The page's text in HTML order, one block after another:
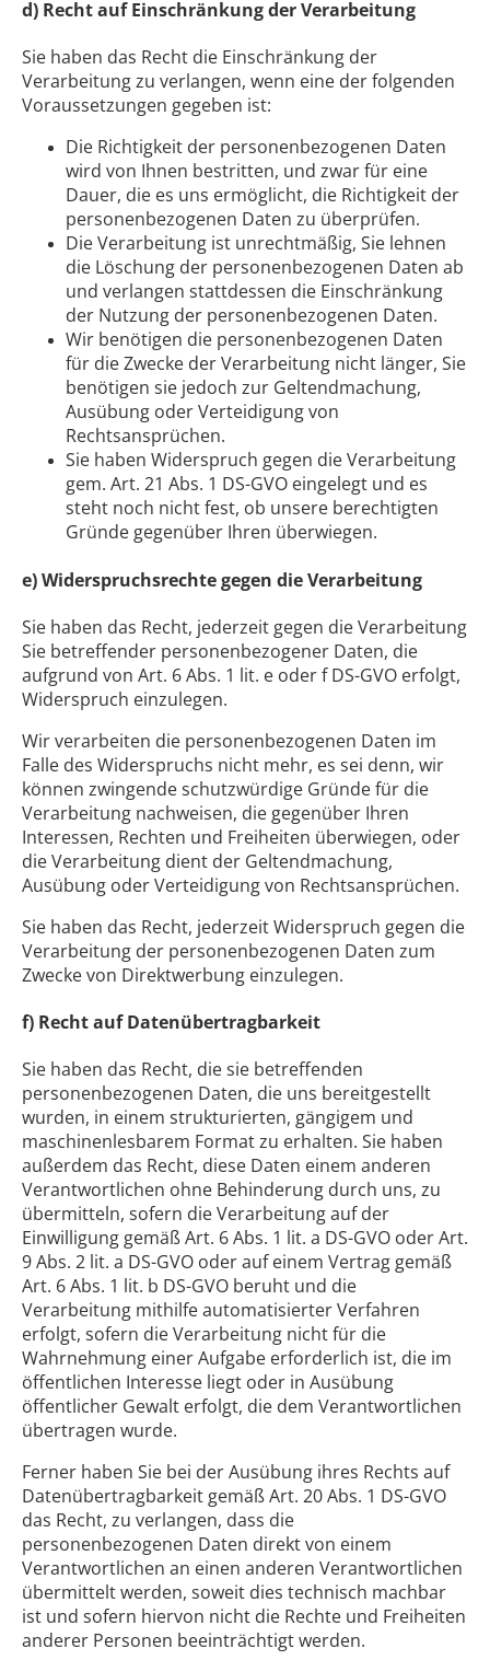
d) Recht auf Einschränkung der Verarbeitung
Sie haben das Recht die Einschränkung der
Verarbeitung zu verlangen, wenn eine der folgenden
Voraussetzungen gegeben ist:
Die Richtigkeit der personenbezogenen Daten
wird von Ihnen bestritten, und zwar für eine
Dauer, die es uns ermöglicht, die Richtigkeit der
personenbezogenen Daten zu überprüfen.
Die Verarbeitung ist unrechtmäßig, Sie lehnen
die Löschung der personenbezogenen Daten ab
und verlangen stattdessen die Einschränkung
der Nutzung der personenbezogenen Daten.
Wir benötigen die personenbezogenen Daten
für die Zwecke der Verarbeitung nicht länger, Sie
benötigen sie jedoch zur Geltendmachung,
Ausübung oder Verteidigung von
Rechtsansprüchen.
Sie haben Widerspruch gegen die Verarbeitung
gem. Art. 21 Abs. 1 DS-GVO eingelegt und es
steht noch nicht fest, ob unsere berechtigten
Gründe gegenüber Ihren überwiegen.
e) Widerspruchsrechte gegen die Verarbeitung
Sie haben das Recht, jederzeit gegen die Verarbeitung
Sie betreffender personenbezogener Daten, die
aufgrund von Art. 6 Abs. 1 lit. e oder f DS-GVO erfolgt,
Widerspruch einzulegen.
Wir verarbeiten die personenbezogenen Daten im
Falle des Widerspruchs nicht mehr, es sei denn, wir
können zwingende schutzwürdige Gründe für die
Verarbeitung nachweisen, die gegenüber Ihren
Interessen, Rechten und Freiheiten überwiegen, oder
die Verarbeitung dient der Geltendmachung,
Ausübung oder Verteidigung von Rechtsansprüchen.
Sie haben das Recht, jederzeit Widerspruch gegen die
Verarbeitung der personenbezogenen Daten zum
Zwecke von Direktwerbung einzulegen.
f) Recht auf Datenübertragbarkeit
Sie haben das Recht, die sie betreffenden
personenbezogenen Daten, die uns bereitgestellt
wurden, in einem strukturierten, gängigem und
maschinenlesbarem Format zu erhalten. Sie haben
außerdem das Recht, diese Daten einem anderen
Verantwortlichen ohne Behinderung durch uns, zu
übermitteln, sofern die Verarbeitung auf der
Einwilligung gemäß Art. 6 Abs. 1 lit. a DS-GVO oder Art.
9 Abs. 2 lit. a DS-GVO oder auf einem Vertrag gemäß
Art. 6 Abs. 1 lit. b DS-GVO beruht und die
Verarbeitung mithilfe automatisierter Verfahren
erfolgt, sofern die Verarbeitung nicht für die
Wahrnehmung einer Aufgabe erforderlich ist, die im
öffentlichen Interesse liegt oder in Ausübung
öffentlicher Gewalt erfolgt, die dem Verantwortlichen
übertragen wurde.
Ferner haben Sie bei der Ausübung ihres Rechts auf
Datenübertragbarkeit gemäß Art. 20 Abs. 1 DS-GVO
das Recht, zu verlangen, dass die
personenbezogenen Daten direkt von einem
Verantwortlichen an einen anderen Verantwortlichen
übermittelt werden, soweit dies technisch machbar
ist und sofern hiervon nicht die Rechte und Freiheiten
anderer Personen beeinträchtigt werden.